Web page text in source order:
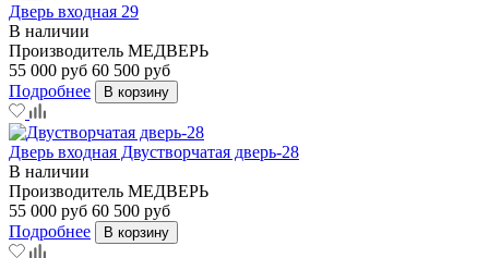
Дверь входная 29
В наличии
Производитель МЕДВЕРЬ
55 000 руб 60 500 руб
Подробнее
В корзину
Дверь входная Двустворчатая дверь-28
В наличии
Производитель МЕДВЕРЬ
55 000 руб 60 500 руб
Подробнее
В корзину